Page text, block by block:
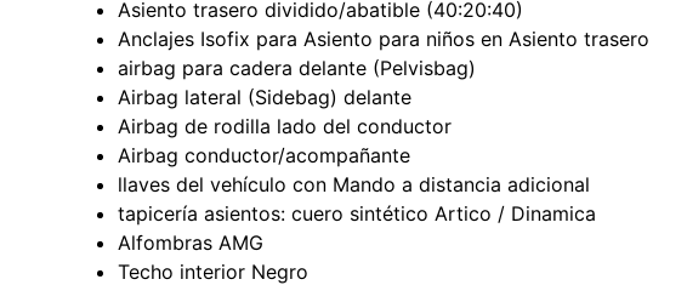
Asiento trasero dividido/abatible (40:20:40)
Anclajes Isofix para Asiento para niños en Asiento trasero
airbag para cadera delante (Pelvisbag)
Airbag lateral (Sidebag) delante
Airbag de rodilla lado del conductor
Airbag conductor/acompañante
llaves del vehículo con Mando a distancia adicional
tapicería asientos: cuero sintético Artico / Dinamica
Alfombras AMG
Techo interior Negro